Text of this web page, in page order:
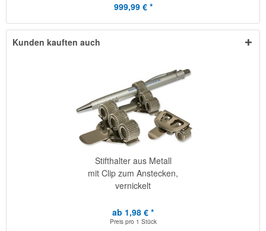
999,99 € *
Kunden kauften auch
Stifthalter aus Metall
mit Clip zum Anstecken,
vernickelt
ab 1,98 € *
Preis pro 1 Stück